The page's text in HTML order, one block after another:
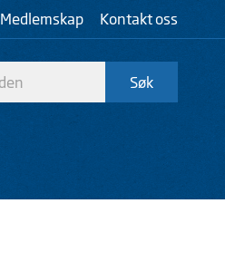
Medlemskap Kontakt oss